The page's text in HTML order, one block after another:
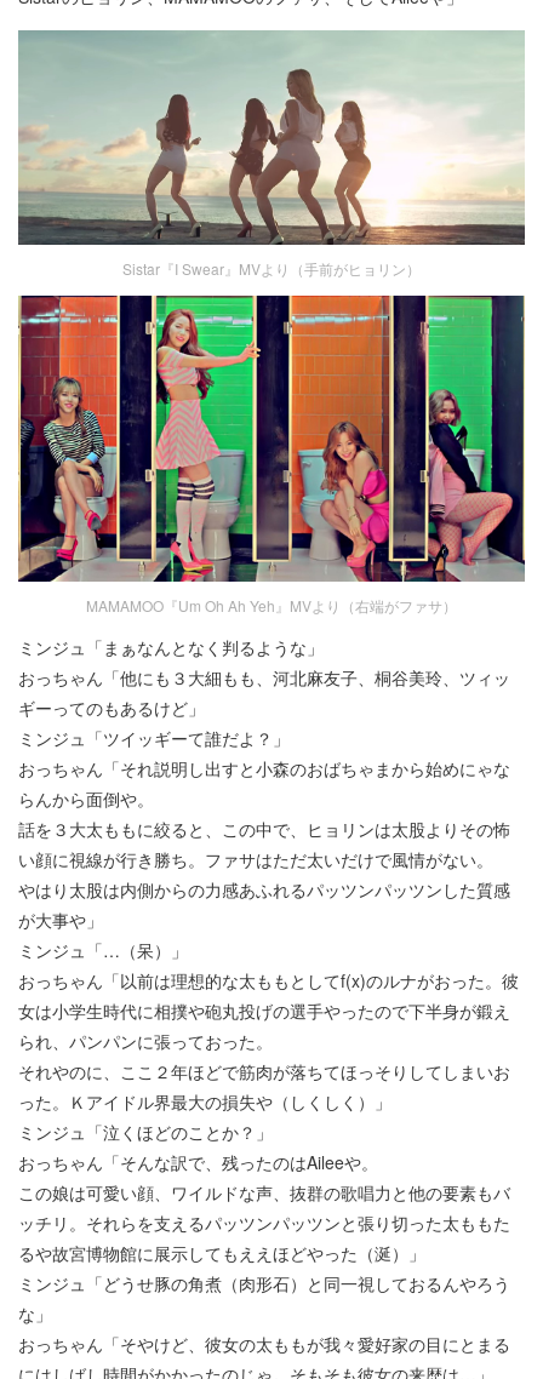
Sistar『I Swear』MVより（手前がヒョリン）
MAMAMOO『Um Oh Ah Yeh』MVより（右端がファサ）
ミンジュ「まぁなんとなく判るような」
おっちゃん「他にも３大細もも、河北麻友子、桐谷美玲、ツィッ
ギーってのもあるけど」
ミンジュ「ツイッギーて誰だよ？」
おっちゃん「それ説明し出すと小森のおばちゃまから始めにゃな
らんから面倒や。
話を３大太ももに絞ると、この中で、ヒョリンは太股よりその怖
い顔に視線が行き勝ち。ファサはただ太いだけで風情がない。
やはり太股は内側からの力感あふれるパッツンパッツンした質感
が大事や」
ミンジュ「…（呆）」
おっちゃん「以前は理想的な太ももとしてf(x)のルナがおった。彼
女は小学生時代に相撲や砲丸投げの選手やったので下半身が鍛え
られ、パンパンに張っておった。
それやのに、ここ２年ほどで筋肉が落ちてほっそりしてしまいお
った。Ｋアイドル界最大の損失や（しくしく）」
ミンジュ「泣くほどのことか？」
おっちゃん「そんな訳で、残ったのはAileeや。
この娘は可愛い顔、ワイルドな声、抜群の歌唱力と他の要素もバ
ッチリ。それらを支えるパッツンパッツンと張り切った太ももた
るや故宮博物館に展示してもええほどやった（涎）」
ミンジュ「どうせ豚の角煮（肉形石）と同一視しておるんやろう
な」
おっちゃん「そやけど、彼女の太ももが我々愛好家の目にとまる
にはしばし時間がかかったのじゃ。そもそも彼女の来歴は…」